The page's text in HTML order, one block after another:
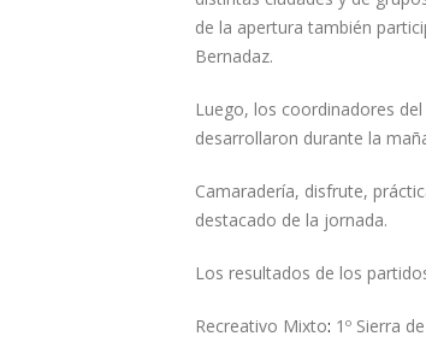
de la apertura también
Bernadaz.
Luego, los coordinadores
desarrollaron durante la
Camaradería, disfrute,
destacado de la jornada.
Los resultados de los
Recreativo Mixto: 1º Sierra